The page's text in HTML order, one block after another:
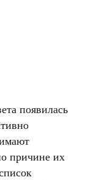
появилась
причине их